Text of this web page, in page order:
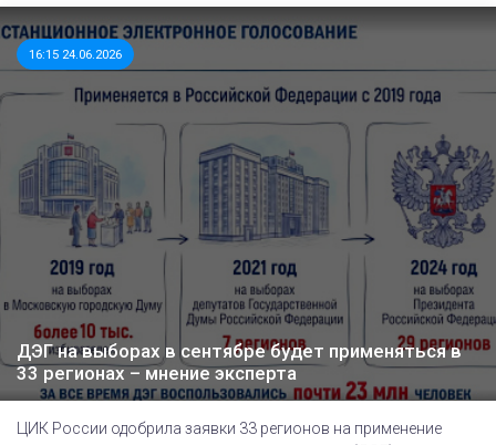
16:15 24.06.2026
ДЭГ на выборах в сентябре будет применяться в
33 регионах – мнение эксперта
ЦИК России одобрила заявки 33 регионов на применение